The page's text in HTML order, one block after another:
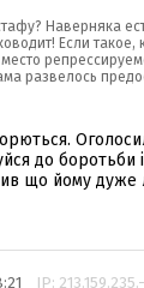
Наверняка
Если такое,
развелось
до боротьби
що йому дуже
IP: